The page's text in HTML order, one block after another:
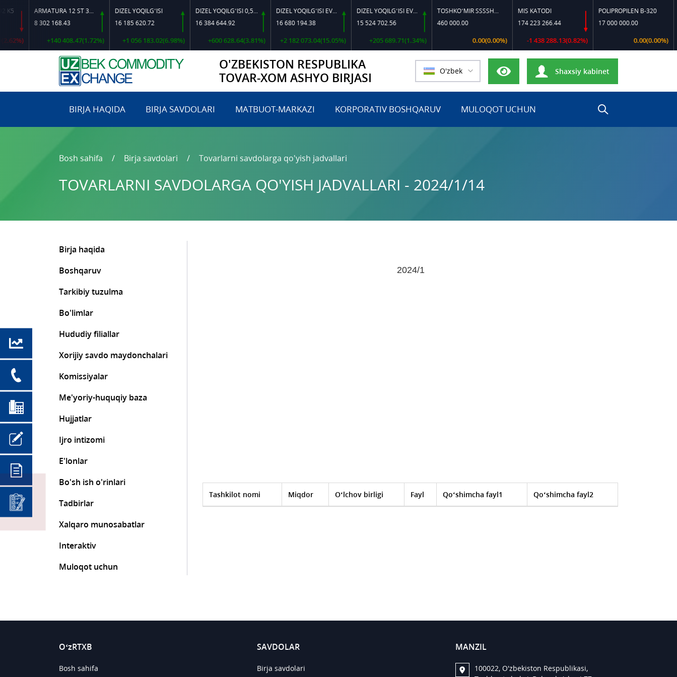
ARMATURA 12 ST 35 GS O‘LCHAMLI
8 302 168.43
+140 408.47(1.72%)
DIZEL YOQILG‘ISI
16 185 620.72
+1 056 183.02(6.98%)
DIZEL YOQILG‘ISI 0,5-40
16 384 644.92
+600 628.64(3.81%)
DIZEL YOQILG‘ISI EVRO L-K-4
16 680 194.38
+2 182 073.04(15.05%)
DIZEL YOQILG‘ISI EVRO-L II K-4 SSDF
15 524 702.56
+205 689.71(1.34%)
TOSHKO‘MIR SSSSH-13
460 000.00
0.00(0.00%)
MIS KATODI
174 223 266.44
-1 438 288.13(0.82%)
POLIPROPILEN B-320
17 000 000.00
0.00(0.00%)
O'ZBEKISTON RESPUBLIKA
TOVAR-XOM ASHYO BIRJASI
O'zbek Shaxsiy kabinet
BIRJA HAQIDA BIRJA SAVDOLARI MATBUOT-MARKAZI KORPORATIV BOSHQARUV MULOQOT UCHUN
Bosh sahifa Birja savdolari Tovarlarni savdolarga qo'yish jadvallari
TOVARLARNI SAVDOLARGA QO'YISH JADVALLARI - 2024/1/14
Birja haqida
Boshqaruv
Tarkibiy tuzulma
Bo'limlar
Hududiy filiallar
Xorijiy savdo maydonchalari
Komissiyalar
Me'yoriy-huquqiy baza
Hujjatlar
Ijro intizomi
E'lonlar
Bo'sh ish o'rinlari
Tadbirlar
Xalqaro munosabatlar
Interaktiv
Muloqot uchun
2024/1
Tashkilot nomi Miqdor O‘lchov birligi Fayl Qo‘shimcha fayl1 Qo‘shimcha fayl2
O‘zRTXB
Bosh sahifa
SAVDOLAR
Birja savdolari
MANZIL
100022, O'zbekiston Respublikasi,